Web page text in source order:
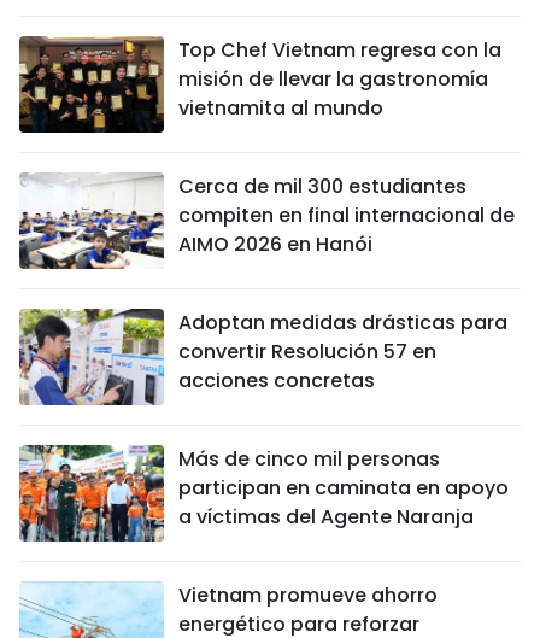
Top Chef Vietnam regresa con la
misión de llevar la gastronomía
vietnamita al mundo
Cerca de mil 300 estudiantes
compiten en final internacional de
AIMO 2026 en Hanói
Adoptan medidas drásticas para
convertir Resolución 57 en
acciones concretas
Más de cinco mil personas
participan en caminata en apoyo
a víctimas del Agente Naranja
Vietnam promueve ahorro
energético para reforzar